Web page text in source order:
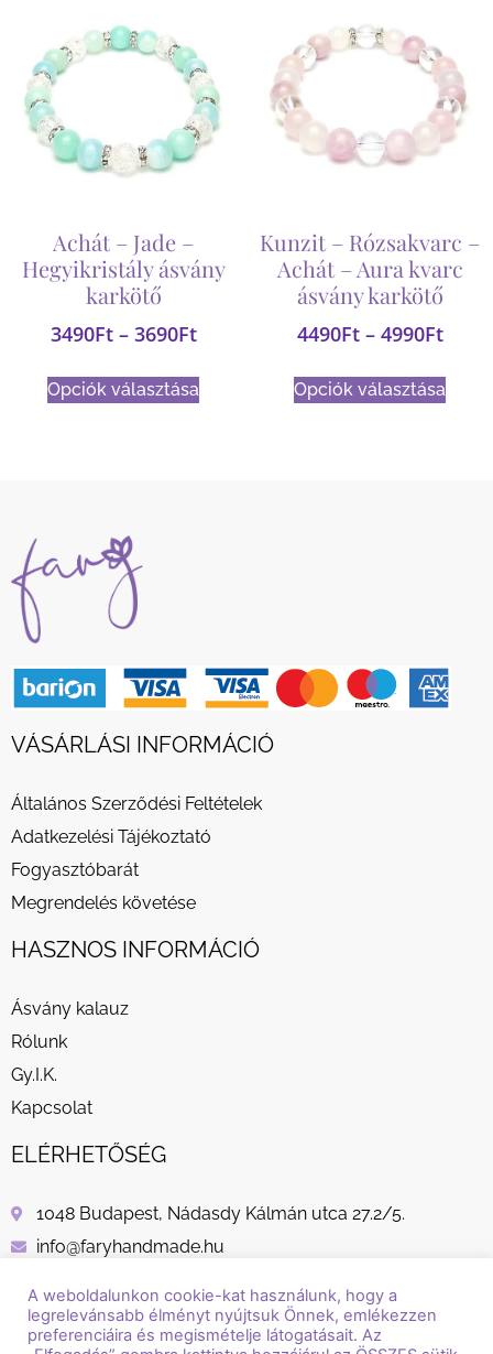
Achát – Jade –
Hegyikristály ásvány
karkötő
3490Ft – 3690Ft
Opciók választása
Kunzit – Rózsakvarc –
Achát – Aura kvarc
ásvány karkötő
4490Ft – 4990Ft
Opciók választása
VÁSÁRLÁSI INFORMÁCIÓ
Általános Szerződési Feltételek
Adatkezelési Tájékoztató
Fogyasztóbarát
Megrendelés követése
HASZNOS INFORMÁCIÓ
Ásvány kalauz
Rólunk
Gy.I.K.
Kapcsolat
ELÉRHETŐSÉG
1048 Budapest, Nádasdy Kálmán utca 27.2/5.
info@faryhandmade.hu
A weboldalunkon cookie-kat használunk, hogy a
legrelevánsabb élményt nyújtsuk Önnek, emlékezzen
preferenciáira és megismételje látogatásait. Az